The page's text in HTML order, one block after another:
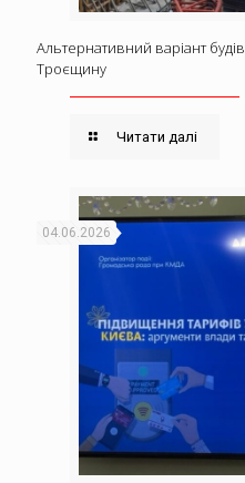
Альтернативний варіант
Троєщину
Читати далі
04.06.2026